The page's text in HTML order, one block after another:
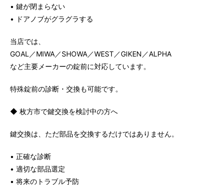
• 鍵が閉まらない
• ドアノブがグラグラする
当店では、
GOAL／MIWA／SHOWA／WEST／GIKEN／ALPHA
など主要メーカーの錠前に対応しています。
特殊錠前の診断・交換も可能です。
◆ 枚方市で鍵交換を検討中の方へ
鍵交換は、ただ部品を交換するだけではありません。
• 正確な診断
• 適切な部品選定
• 将来のトラブル予防